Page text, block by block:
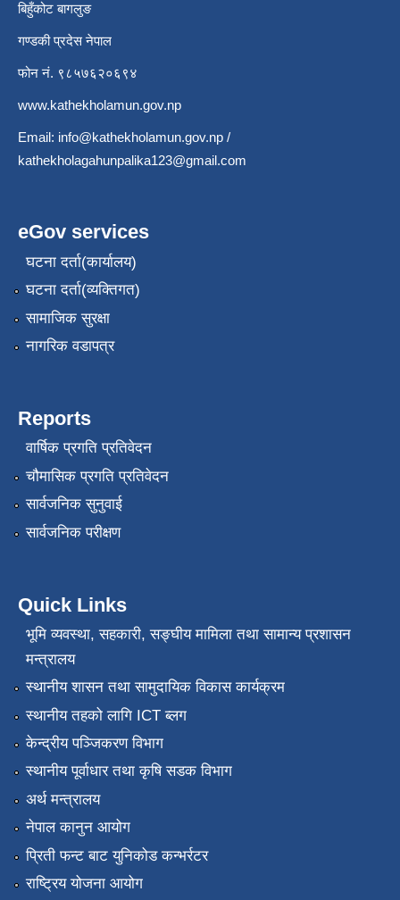
बिहुँकोट बागलुङ
गण्डकी प्रदेस नेपाल
फोन नं. ९८५७६२०६९४
www.kathekholamun.gov.np
Email: info@kathekholamun.gov.np /
kathekholagahunpalika123@gmail.com
eGov services
घटना दर्ता(कार्यालय)
घटना दर्ता(व्यक्तिगत)
सामाजिक सुरक्षा
नागरिक वडापत्र
Reports
वार्षिक प्रगति प्रतिवेदन
चौमासिक प्रगति प्रतिवेदन
सार्वजनिक सुनुवाई
सार्वजनिक परीक्षण
Quick Links
भूमि व्यवस्था, सहकारी, सङ्‍घीय मामिला तथा सामान्य प्रशासन
मन्त्रालय
स्थानीय शासन तथा सामुदायिक विकास कार्यक्रम
स्थानीय तहको लागि ICT ब्लग
केन्द्रीय पञ्जिकरण विभाग
स्थानीय पूर्वाधार तथा कृषि सडक विभाग
अर्थ मन्त्रालय
नेपाल कानुन आयोग
प्रिती फन्ट बाट युनिकोड कन्भर्रटर
राष्ट्रिय योजना आयोग